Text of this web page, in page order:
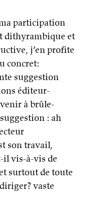
participation
dithyrambique et
j’en profite
concret:
suggestion
éditeur-
à brûle-
: ah
son travail,
il vis-à-vis de
surtout de toute
vaste